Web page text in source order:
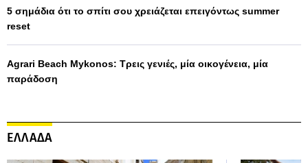
5 σημάδια ότι το σπίτι σου χρειάζεται επειγόντως summer
reset
Agrari Beach Mykonos: Τρεις γενιές, μία οικογένεια, μία
παράδοση
ΕΛΛΑΔΑ